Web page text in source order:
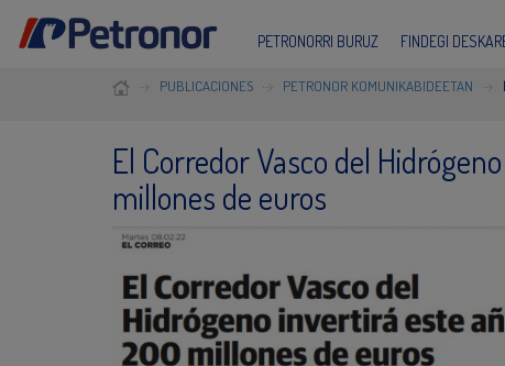
PETRONORRI BURUZ FINDEGI
PUBLICACIONES PETRONOR KOMUNIKABIDEETAN
El Corredor Vasco del
millones de euros